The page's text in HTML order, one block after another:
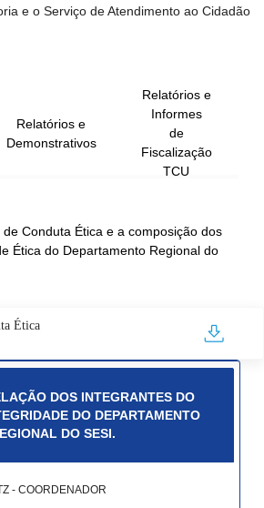
e o Serviço de Atendimento ao Cidadão
Relatórios e
Demonstrativos
Relatórios e
Informes
de
Fiscalização
TCU
Conduta Ética e a composição dos
Ética do Departamento Regional do
Ética
DOS INTEGRANTES DO
DO DEPARTAMENTO
DO SESI.
- COORDENADOR